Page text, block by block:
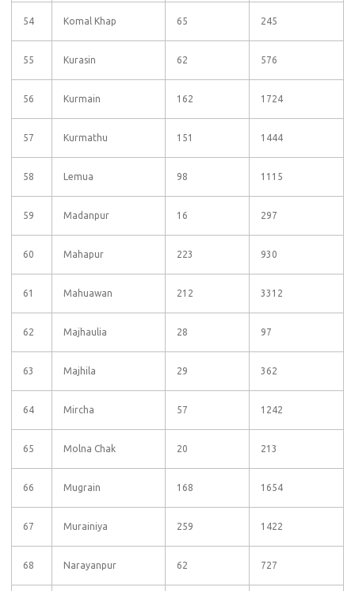
54 Komal Khap 65 245
55 Kurasin 62 576
56 Kurmain 162 1724
57 Kurmathu 151 1444
58 Lemua 98 1115
59 Madanpur 16 297
60 Mahapur 223 930
61 Mahuawan 212 3312
62 Majhaulia 28 97
63 Majhila 29 362
64 Mircha 57 1242
65 Molna Chak 20 213
66 Mugrain 168 1654
67 Murainiya 259 1422
68 Narayanpur 62 727